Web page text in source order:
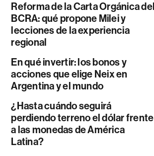
Reforma de la Carta Orgánica del
BCRA: qué propone Milei y
lecciones de la experiencia
regional
En qué invertir: los bonos y
acciones que elige Neix en
Argentina y el mundo
¿Hasta cuándo seguirá
perdiendo terreno el dólar frente
a las monedas de América
Latina?